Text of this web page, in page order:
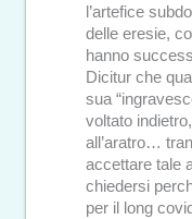
l’artefice
delle eresie,
hanno
Dicitur che
sua
voltato
all’aratro…
accettare tale
chiedersi
per il long